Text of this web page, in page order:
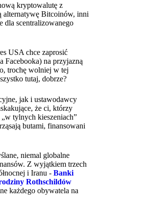
kryptowalutę z
alternatywę Bitcoinów, inni
dla scentralizowanego
USA chce zaprosić
Facebooka) na przyjazną
trochę wolniej w tej
tutaj, dobrze?
jak i ustawodawcy
że ci, którzy
tylnych kieszeniach”
butami, finansowani
niemal globalne
Z wyjątkiem trzech
i Iranu - Banki
Rothschildów
każdego obywatela na